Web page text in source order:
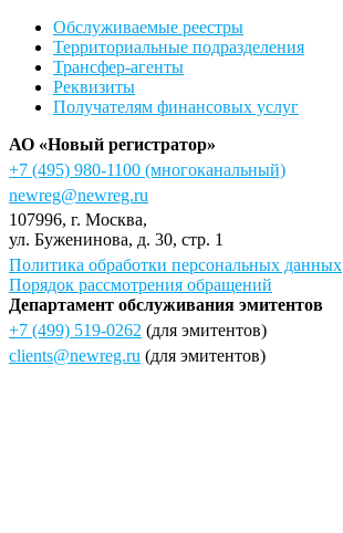
Обслуживаемые реестры
Территориальные подразделения
Трансфер-агенты
Реквизиты
Получателям финансовых услуг
АО «Новый регистратор»
+7 (495) 980-1100 (многоканальный)
newreg@newreg.ru
107996, г. Москва,
ул. Буженинова, д. 30, стр. 1
Политика обработки персональных данных
Порядок рассмотрения обращений
Департамент обслуживания эмитентов
+7 (499) 519-0262 (для эмитентов)
clients@newreg.ru (для эмитентов)